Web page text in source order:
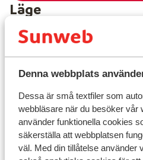
Denna webbplats
Dessa är små textfiler som
webbläsare när du besöker vår
använder funktionella cookies
säkerställa att webbplatsen
väl. Med din tillåtelse använder
Läge
Visa
I området